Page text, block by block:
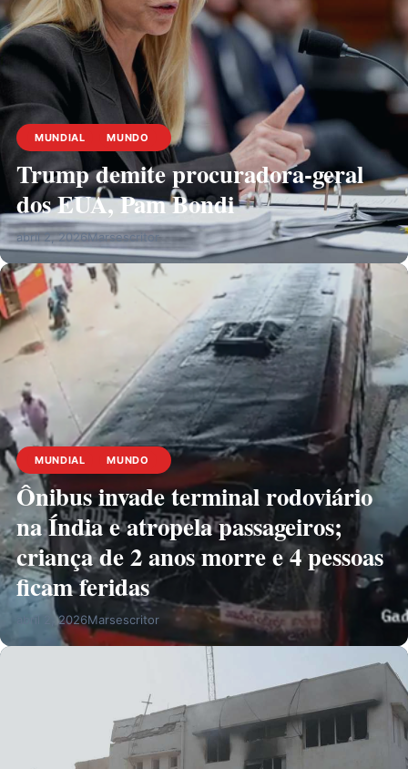
MUNDIAL MUNDO
Trump demite procuradora-geral
dos EUA, Pam Bondi
abril 2, 2026Marsescritor
MUNDIAL MUNDO
Ônibus invade terminal rodoviário
na Índia e atropela passageiros;
criança de 2 anos morre e 4 pessoas
ficam feridas
abril 2, 2026Marsescritor